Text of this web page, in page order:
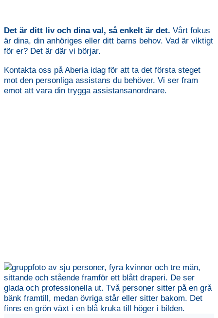
Det är ditt liv och dina val, så enkelt är det. Vårt fokus
är dina, din anhöriges eller ditt barns behov. Vad är viktigt
för er? Det är där vi börjar.
Kontakta oss på Aberia idag för att ta det första steget
mot den personliga assistans du behöver. Vi ser fram
emot att vara din trygga assistansanordnare.